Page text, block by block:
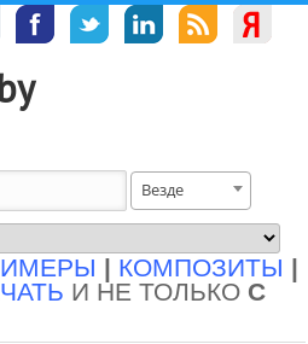
Везде
| КОМПОЗИТЫ |
И НЕ ТОЛЬКО С